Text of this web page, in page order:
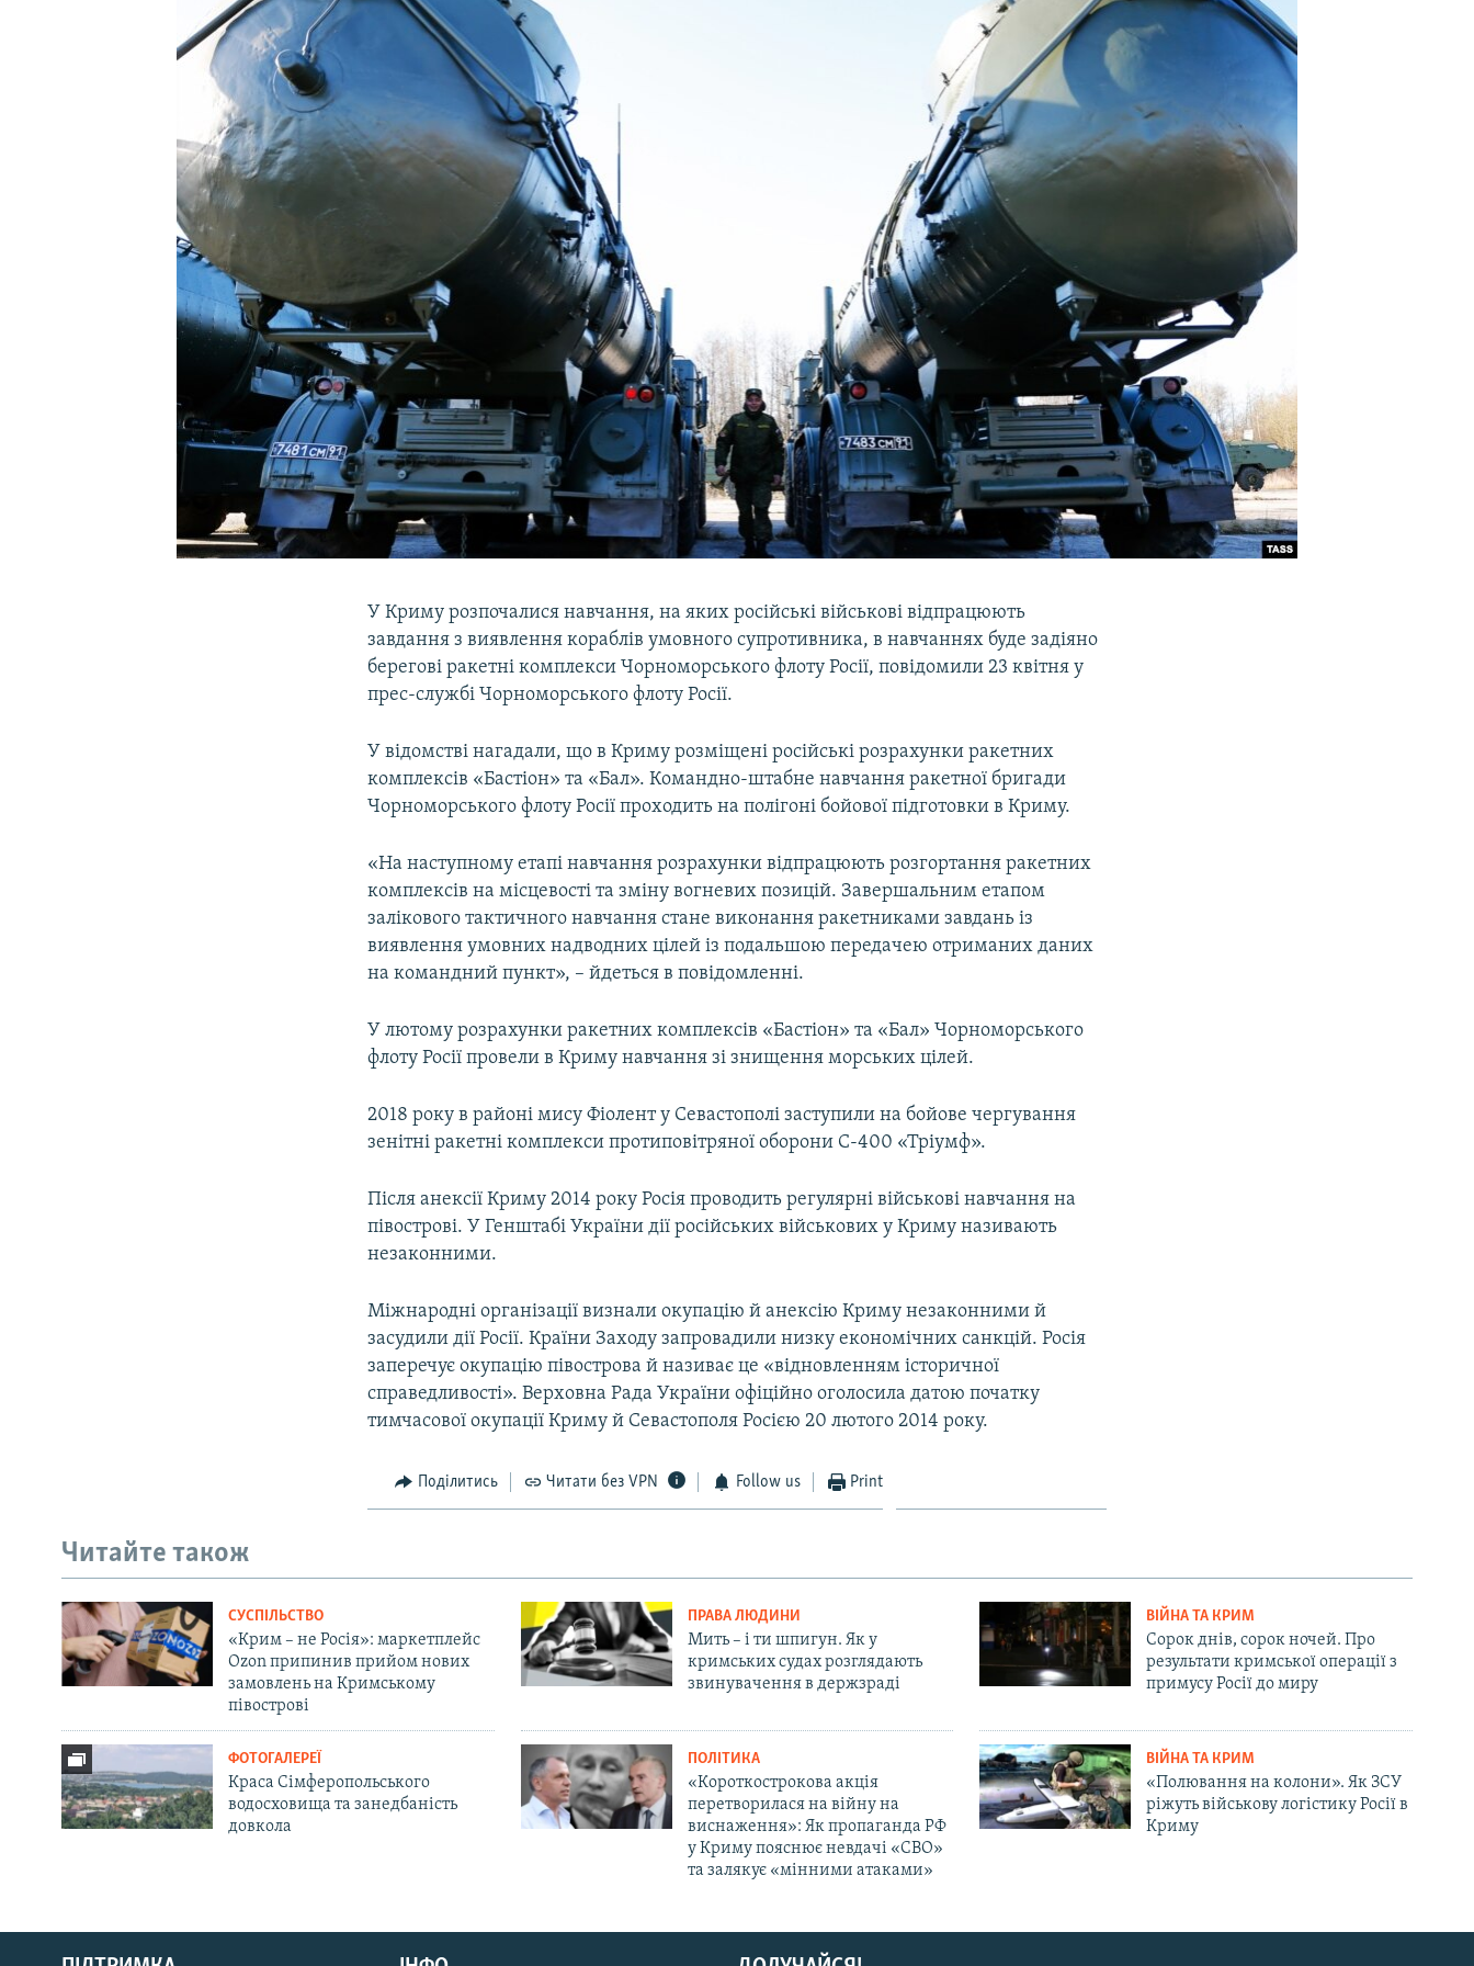
УКРАЇНСЬКА ПРОБЛЕМА КРИМУ
Русский
У Криму розпочалися навчання, на яких російські військові відпрацюють
завдання з виявлення кораблів умовного супротивника, в навчаннях буде задіяно
берегові ракетні комплекси Чорноморського флоту Росії, повідомили 23 квітня у
прес-службі Чорноморського флоту Росії.
У відомстві нагадали, що в Криму розміщені російські розрахунки ракетних
комплексів «Бастіон» та «Бал». Командно-штабне навчання ракетної бригади
Чорноморського флоту Росії проходить на полігоні бойової підготовки в Криму.
«На наступному етапі навчання розрахунки відпрацюють розгортання ракетних
комплексів на місцевості та зміну вогневих позицій. Завершальним етапом
залікового тактичного навчання стане виконання ракетниками завдань із
виявлення умовних надводних цілей із подальшою передачею отриманих даних
на командний пункт», – йдеться в повідомленні.
У лютому розрахунки ракетних комплексів «Бастіон» та «Бал» Чорноморського
флоту Росії провели в Криму навчання зі знищення морських цілей.
2018 року в районі мису Фіолент у Севастополі заступили на бойове чергування
зенітні ракетні комплекси протиповітряної оборони С-400 «Тріумф».
Після анексії Криму 2014 року Росія проводить регулярні військові навчання на
півострові. У Генштабі України дії російських військових у Криму називають
незаконними.
Міжнародні організації визнали окупацію й анексію Криму незаконними й
засудили дії Росії. Країни Заходу запровадили низку економічних санкцій. Росія
заперечує окупацію півострова й називає це «відновленням історичної
справедливості». Верховна Рада України офіційно оголосила датою початку
тимчасової окупації Криму й Севастополя Росією 20 лютого 2014 року.
Поділитись Читати без VPN Follow us Print
Читайте також
СУСПІЛЬСТВО
«Крим – не Росія»: маркетплейс
Ozon припинив прийом нових
замовлень на Кримському
півострові
ПРАВА ЛЮДИНИ
Мить – і ти шпигун. Як у
кримських судах розглядають
звинувачення в держзраді
ВІЙНА ТА КРИМ
Сорок днів, сорок ночей. Про
результати кримської операції з
примусу Росії до миру
ФОТОГАЛЕРЕЇ
Краса Сімферопольського
водосховища та занедбаність
довкола
ПОЛІТИКА
«Короткострокова акція
перетворилася на війну на
виснаження»: Як пропаганда РФ
у Криму пояснює невдачі «СВО»
та залякує «мінними атаками»
ВІЙНА ТА КРИМ
«Полювання на колони». Як ЗСУ
ріжуть військову логістику Росії в
Криму